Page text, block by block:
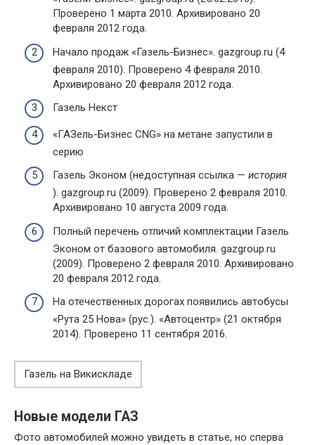
Проверено 1 марта 2010. Архивировано 20
февраля 2012 года.
Начало продаж «Газель-Бизнес». gazgroup.ru (4
февраля 2010). Проверено 4 февраля 2010.
Архивировано 20 февраля 2012 года.
Газель Некст
«ГАЗель-Бизнес CNG» на метане запустили в
серию
Газель Эконом (недоступная ссылка — история
). gazgroup.ru (2009). Проверено 2 февраля 2010.
Архивировано 10 августа 2009 года.
Полный перечень отличий комплектации Газель
Эконом от базового автомобиля. gazgroup.ru
(2009). Проверено 2 февраля 2010. Архивировано
20 февраля 2012 года.
На отечественных дорогах появились автобусы
«Рута 25 Нова» (рус.). «Автоцентр» (21 октября
2014). Проверено 11 сентября 2016.
Газель на Викискладе
Новые модели ГАЗ
Фото автомобилей можно увидеть в статье, но сперва